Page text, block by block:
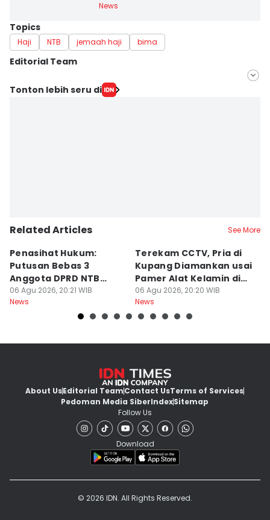
News
Topics
Haji NTB jemaah haji bima
Editorial Team
Editor
Tonton lebih seru di
Related Articles See More
Penasihat Hukum:
Putusan Bebas 3
Anggota DPRD NTB
Bersifat Final
06 Agu 2026, 20:21 WIB
News
Terekam CCTV, Pria di
Kupang Diamankan usai
Pamer Alat Kelamin di
Kios
06 Agu 2026, 20:20 WIB
News
About UsEditorial TeamContact UsTerms of Services
Pedoman Media SiberIndexSitemap
Follow Us
Download
© 2026 IDN. All Rights Reserved.